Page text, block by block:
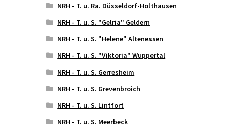
NRH - T. u. Ra. Düsseldorf-Holthausen
NRH - T. u. S. "Gelria" Geldern
NRH - T. u. S. "Helene" Altenessen
NRH - T. u. S. "Viktoria" Wuppertal
NRH - T. u. S. Gerresheim
NRH - T. u. S. Grevenbroich
NRH - T. u. S. Lintfort
NRH - T. u. S. Meerbeck